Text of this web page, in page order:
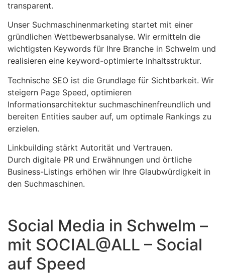
transparent.
Unser Suchmaschinenmarketing startet mit einer
gründlichen Wettbewerbsanalyse. Wir ermitteln die
wichtigsten Keywords für Ihre Branche in Schwelm und
realisieren eine keyword-optimierte Inhaltsstruktur.
Technische SEO ist die Grundlage für Sichtbarkeit. Wir
steigern Page Speed, optimieren
Informationsarchitektur suchmaschinenfreundlich und
bereiten Entities sauber auf, um optimale Rankings zu
erzielen.
Linkbuilding stärkt Autorität und Vertrauen.
Durch digitale PR und Erwähnungen und örtliche
Business-Listings erhöhen wir Ihre Glaubwürdigkeit in
den Suchmaschinen.
Social Media in Schwelm –
mit SOCIAL@ALL – Social
auf Speed